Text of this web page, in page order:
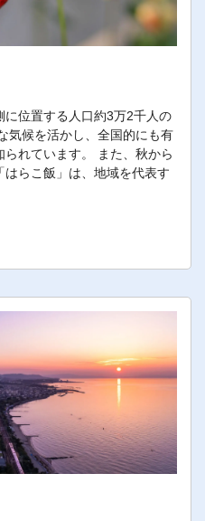
位置する人口約3万2千人の
気候を活かし、全国的にも有
れています。 また、秋から
らこ飯」は、地域を代表す